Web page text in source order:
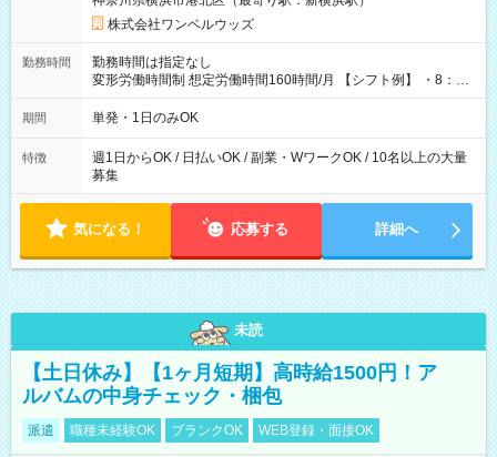
株式会社ワンベルウッズ
勤務時間
勤務時間は指定なし
変形労働時間制 想定労働時間160時間/月 【シフト例】 ・8：00
～21：00
期間 単発・1日のみOK
特徴
週1日からOK / 日払いOK / 副業・WワークOK / 10名以上の大量
募集
気になる！ 応募する 詳細へ
未読
【土日休み】【1ヶ月短期】高時給1500円！ア
ルバムの中身チェック・梱包
派遣 職種未経験OK ブランクOK WEB登録・面接OK